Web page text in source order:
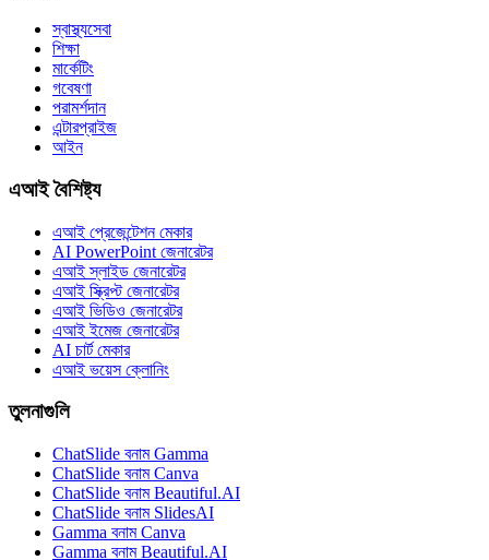
স্বাস্থ্যসেবা
শিক্ষা
মার্কেটিং
গবেষণা
পরামর্শদান
এন্টারপ্রাইজ
আইন
এআই বৈশিষ্ট্য
এআই প্রেজেন্টেশন মেকার
AI PowerPoint জেনারেটর
এআই স্লাইড জেনারেটর
এআই স্ক্রিপ্ট জেনারেটর
এআই ভিডিও জেনারেটর
এআই ইমেজ জেনারেটর
AI চার্ট মেকার
এআই ভয়েস ক্লোনিং
তুলনাগুলি
ChatSlide বনাম Gamma
ChatSlide বনাম Canva
ChatSlide বনাম Beautiful.AI
ChatSlide বনাম SlidesAI
Gamma বনাম Canva
Gamma বনাম Beautiful.AI